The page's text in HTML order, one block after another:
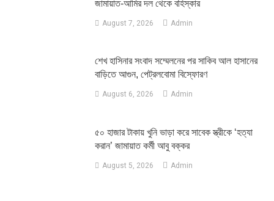
জামায়াত-আমির দল থেকে বহিস্কার
August 7, 2026 Admin
শেখ হাসিনার সংবাদ সম্মেলনের পর সাকিব আল হাসানের
বাড়িতে আগুন, পেট্রলবোমা বিস্ফোরণ
August 6, 2026 Admin
৫০ হাজার টাকায় খুনি ভাড়া করে সাবেক স্ত্রীকে ‘হত্যা
করান’ জামায়াত কর্মী আবু বক্কর
August 5, 2026 Admin